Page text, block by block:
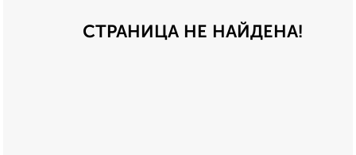
СТРАНИЦА НЕ НАЙДЕНА!